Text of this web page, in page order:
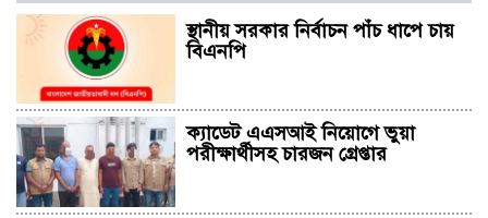
স্থানীয় সরকার নির্বাচন পাঁচ ধাপে চায়
বিএনপি
ক্যাডেট এএসআই নিয়োগে ভুয়া
পরীক্ষার্থীসহ চারজন গ্রেপ্তার